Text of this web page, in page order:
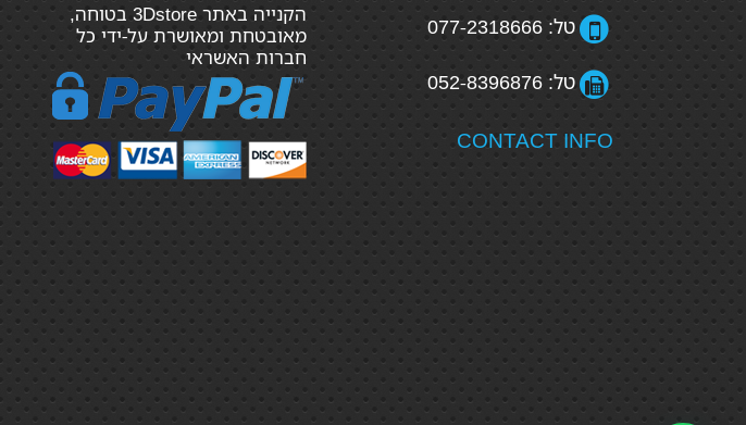
טל: 077-2318666
טל: 052-8396876
CONTACT INFO
הקנייה באתר 3Dstore בטוחה,
מאובטחת ומאושרת על-ידי כל
חברות האשראי